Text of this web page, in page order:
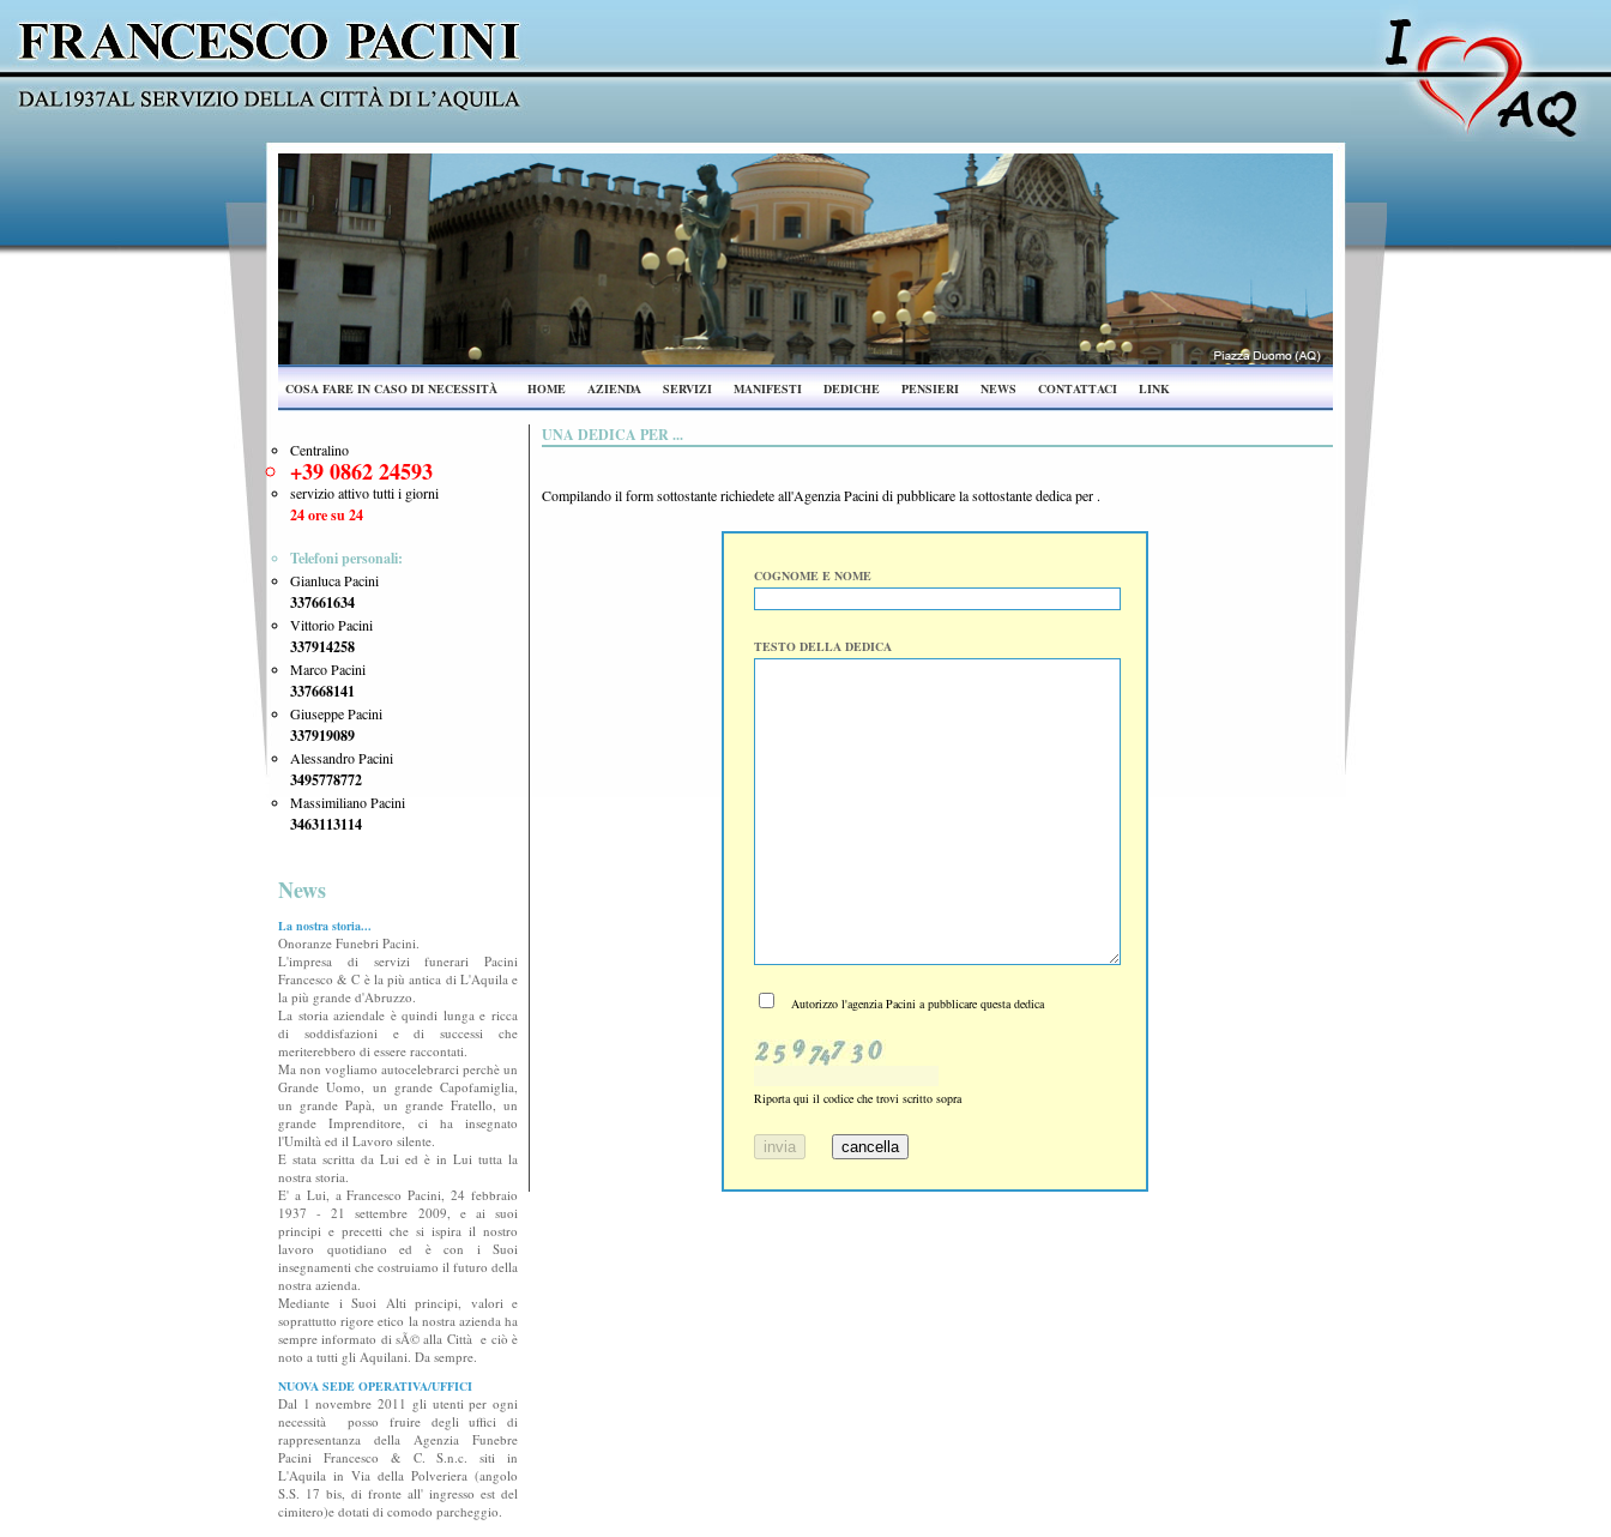
COSA FARE IN CASO DI NECESSITÀ HOME AZIENDA SERVIZI MANIFESTI DEDICHE PENSIERI NEWS CONTATTACI LINK
Centralino
+39 0862 24593
servizio attivo tutti i giorni
24 ore su 24
Telefoni personali:
Gianluca Pacini
337661634
Vittorio Pacini
337914258
Marco Pacini
337668141
Giuseppe Pacini
337919089
Alessandro Pacini
3495778772
Massimiliano Pacini
3463113114
News
La nostra storia...
Onoranze Funebri Pacini.
L'impresa di servizi funerari Pacini
Francesco & C è la più antica di L'Aquila e
la più grande d'Abruzzo.
La storia aziendale è quindi lunga e ricca
di soddisfazioni e di successi che
meriterebbero di essere raccontati.
Ma non vogliamo autocelebrarci perchè un
Grande Uomo, un grande Capofamiglia,
un grande Papà, un grande Fratello, un
grande Imprenditore, ci ha insegnato
l'Umiltà ed il Lavoro silente.
E stata scritta da Lui ed è in Lui tutta la
nostra storia.
E' a Lui, a Francesco Pacini, 24 febbraio
1937 - 21 settembre 2009, e ai suoi
principi e precetti che si ispira il nostro
lavoro quotidiano ed è con i Suoi
insegnamenti che costruiamo il futuro della
nostra azienda.
Mediante i Suoi Alti principi, valori e
soprattutto rigore etico la nostra azienda ha
sempre informato di sÃ© alla Città e ciò è
noto a tutti gli Aquilani. Da sempre.
NUOVA SEDE OPERATIVA/UFFICI
Dal 1 novembre 2011 gli utenti per ogni
necessità posso fruire degli uffici di
rappresentanza della Agenzia Funebre
Pacini Francesco & C. S.n.c. siti in
L'Aquila in Via della Polveriera (angolo
S.S. 17 bis, di fronte all' ingresso est del
cimitero)e dotati di comodo parcheggio.
UNA DEDICA PER ...
Compilando il form sottostante richiedete all'Agenzia Pacini di pubblicare la sottostante dedica per .
COGNOME E NOME
TESTO DELLA DEDICA
Autorizzo l'agenzia Pacini a pubblicare questa dedica
Riporta qui il codice che trovi scritto sopra